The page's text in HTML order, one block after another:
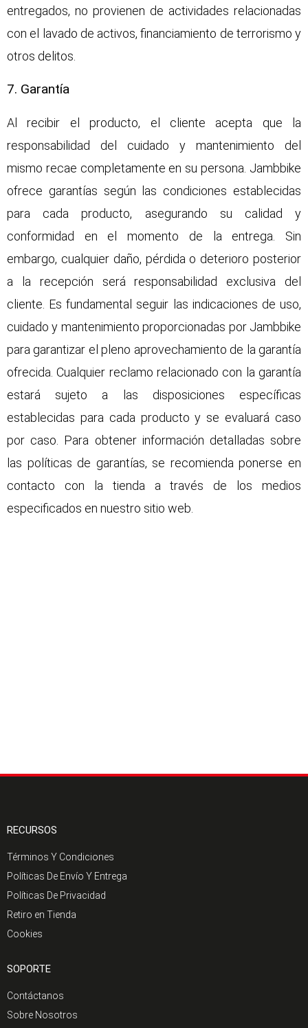
entregados, no provienen de actividades relacionadas
con el lavado de activos, financiamiento de terrorismo y
otros delitos.
7. Garantía
Al recibir el producto, el cliente acepta que la
responsabilidad del cuidado y mantenimiento del
mismo recae completamente en su persona. Jambbike
ofrece garantías según las condiciones establecidas
para cada producto, asegurando su calidad y
conformidad en el momento de la entrega. Sin
embargo, cualquier daño, pérdida o deterioro posterior
a la recepción será responsabilidad exclusiva del
cliente. Es fundamental seguir las indicaciones de uso,
cuidado y mantenimiento proporcionadas por Jambbike
para garantizar el pleno aprovechamiento de la garantía
ofrecida. Cualquier reclamo relacionado con la garantía
estará sujeto a las disposiciones específicas
establecidas para cada producto y se evaluará caso
por caso. Para obtener información detalladas sobre
las políticas de garantías, se recomienda ponerse en
contacto con la tienda a través de los medios
especificados en nuestro sitio web.
RECURSOS
Términos Y Condiciones
Políticas De Envío Y Entrega
Políticas De Privacidad
Retiro en Tienda
Cookies
SOPORTE
Contáctanos
Sobre Nosotros